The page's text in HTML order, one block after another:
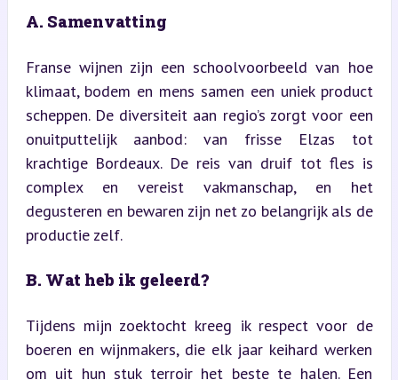
A. Samenvatting
Franse wijnen zijn een schoolvoorbeeld van hoe
klimaat, bodem en mens samen een uniek product
scheppen. De diversiteit aan regio’s zorgt voor een
onuitputtelijk aanbod: van frisse Elzas tot
krachtige Bordeaux. De reis van druif tot fles is
complex en vereist vakmanschap, en het
degusteren en bewaren zijn net zo belangrijk als de
productie zelf.
B. Wat heb ik geleerd?
Tijdens mijn zoektocht kreeg ik respect voor de
boeren en wijnmakers, die elk jaar keihard werken
om uit hun stuk terroir het beste te halen. Een